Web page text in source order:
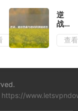
逆
战，
唱出
热血
演唱
查看
https://